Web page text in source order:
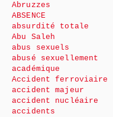
Abruzzes
ABSENCE
absurdité totale
Abu Saleh
abus sexuels
abusé sexuellement
académique
Accident ferroviaire
accident majeur
accident nucléaire
accidents